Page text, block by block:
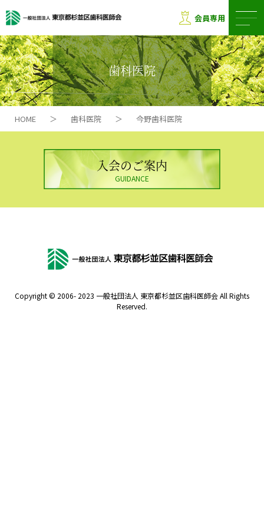
会員専用
歯科医院
HOME ＞ 歯科医院 ＞ 今野歯科医院
入会のご案内
GUIDANCE
Copyright © 2006- 2023 一般社団法人 東京都杉並区歯科医師会 All Rights
Reserved.